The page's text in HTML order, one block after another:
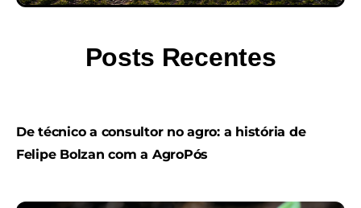
Posts Recentes
De técnico a consultor no agro: a história de
Felipe Bolzan com a AgroPós